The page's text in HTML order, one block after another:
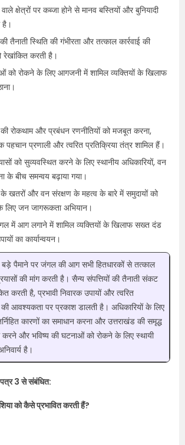
क्षेत्रों पर कब्जा होने से मानव बस्तियों और बुनियादी
है।
तैनाती स्थिति की गंभीरता और तत्काल कार्रवाई की
करती है।
को रोकने के लिए आगजनी में शामिल व्यक्तियों के खिलाफ
रोकथाम और प्रबंधन रणनीतियों को मजबूत करना,
पहचान प्रणाली और त्वरित प्रतिक्रिया तंत्र शामिल हैं।
को सुव्यवस्थित करने के लिए स्थानीय अधिकारियों, वन
के बीच समन्वय बढ़ाया गया।
और वन संरक्षण के महत्व के बारे में समुदायों को
लिए जन जागरूकता अभियान।
में आग लगाने में शामिल व्यक्तियों के खिलाफ सख्त दंड
का कार्यान्वयन।
बड़े पैमाने पर जंगल की आग सभी हितधारकों से तत्काल
की मांग करती है। सैन्य संपत्तियों की तैनाती संकट
करती है, प्रभावी निवारक उपायों और त्वरित
की आवश्यकता पर प्रकाश डालती है। अधिकारियों के लिए
कारणों का समाधान करना और उत्तराखंड की समृद्ध
करने और भविष्य की घटनाओं को रोकने के लिए स्थायी
है।
3 से संबंधित:
को कैसे प्रभावित करती हैं?